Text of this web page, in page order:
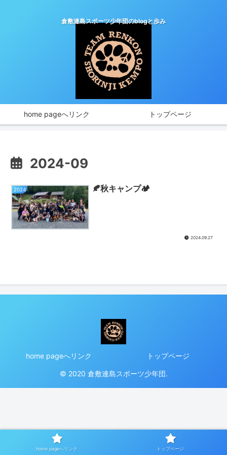
倉敷連島スポーツ少年団のblogと歩み
home pageへリンク トップページ
2024-09
2024 🍂秋キャンプ🏕️
2024.09.27
home pageへリンク トップページ
© 2020 倉敷連島スポーツ少年団.
home pageへリンク トップページ